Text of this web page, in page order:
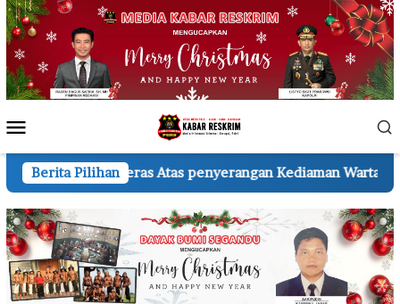
Loncat
ke
konten
Mobile
Berita Pilihan
Atas penyerangan Kediaman Wartawan A.H. KSP di